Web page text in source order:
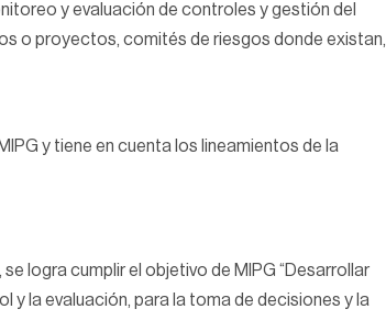
y evaluación de controles y gestión del
o proyectos, comités de riesgos donde existan,
y tiene en cuenta los lineamientos de la
logra cumplir el objetivo de MIPG “Desarrollar
y la evaluación, para la toma de decisiones y la